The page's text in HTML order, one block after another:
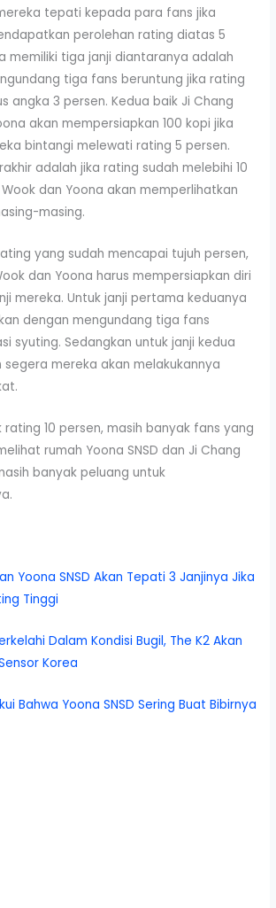
tepati kepada para fans jika
perolehan rating diatas 5
memiliki tiga janji diantaranya adalah
tiga fans beruntung jika rating
angka 3 persen. Kedua baik Ji Chang
akan mempersiapkan 100 kopi jika
bintangi melewati rating 5 persen.
adalah jika rating sudah melebihi 10
dan Yoona akan memperlihatkan
masing.
yang sudah mencapai tujuh persen,
dan Yoona harus mempersiapkan diri
mereka. Untuk janji pertama keduanya
dengan mengundang tiga fans
syuting. Sedangkan untuk janji kedua
mereka akan melakukannya
rating 10 persen, masih banyak fans yang
rumah Yoona SNSD dan Ji Chang
banyak peluang untuk
Yoona SNSD Akan Tepati 3 Janjinya Jika
Tinggi
Dalam Kondisi Bugil, The K2 Akan
Korea
Bahwa Yoona SNSD Sering Buat Bibirnya